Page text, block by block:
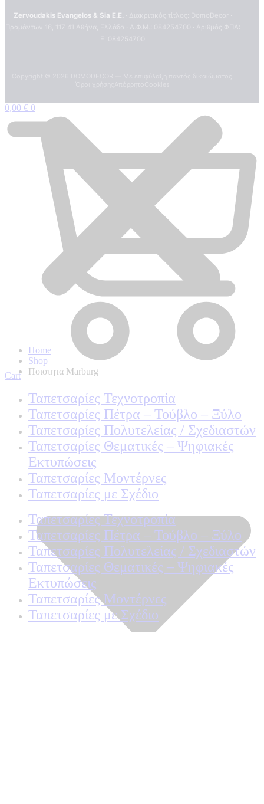
Home
Shop
Ποιοτητα Marburg
Zervoudakis Evangelos & Sia E.E.
0,00 € 0
Cart
Ταπετσαρίες Τεχνοτροπία
Ταπετσαρίες Πέτρα – Τούβλο – Ξύλο
Ταπετσαρίες Πολυτελείας / Σχεδιαστών
Ταπετσαρίες Θεματικές – Ψηφιακές
Εκτυπώσεις
Ταπετσαρίες Μοντέρνες
Ταπετσαρίες με Σχέδιο
Ταπετσαρίες Τεχνοτροπία
Ταπετσαρίες Πέτρα – Τούβλο – Ξύλο
Ταπετσαρίες Πολυτελείας / Σχεδιαστών
Ταπετσαρίες Θεματικές – Ψηφιακές
Εκτυπώσεις
Ταπετσαρίες Μοντέρνες
Ταπετσαρίες με Σχέδιο